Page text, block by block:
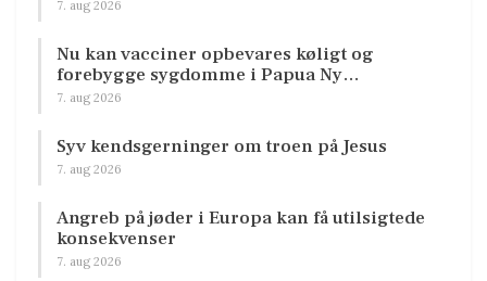
7. aug 2026
Nu kan vacciner opbevares køligt og
forebygge sygdomme i Papua Ny…
7. aug 2026
Syv kendsgerninger om troen på Jesus
7. aug 2026
Angreb på jøder i Europa kan få utilsigtede
konsekvenser
7. aug 2026